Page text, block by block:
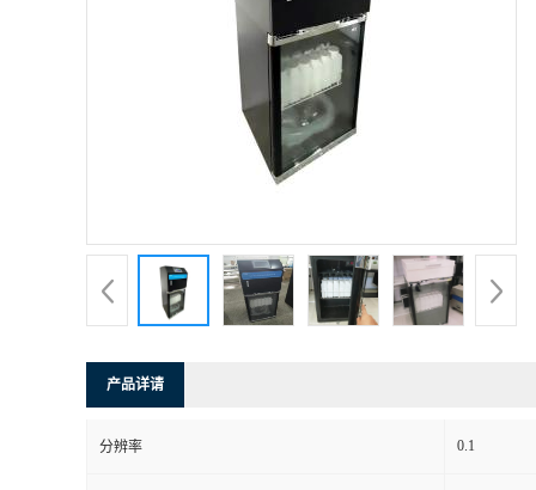
产品详请
分辨率 0.1